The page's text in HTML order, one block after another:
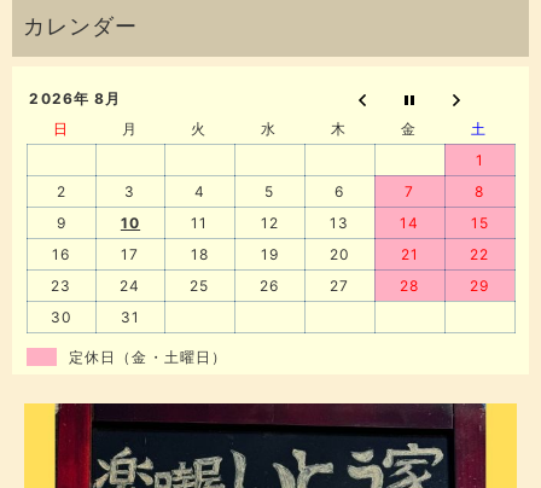
2026年 8月
日
月 火 水 木 金
土
1
2
3 4 5 6 7
8
9
10 11 12 13 14
15
16
17 18 19 20 21
22
23
24 25 26 27 28
29
30
31
定休日（金・土曜日）